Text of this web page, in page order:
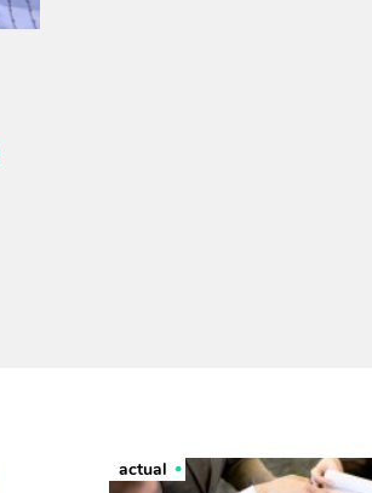
actual